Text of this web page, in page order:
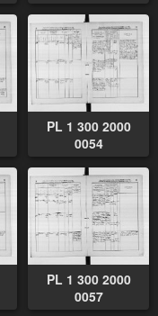
PL 1 300 2000
0054
PL 1 300 2000
0057